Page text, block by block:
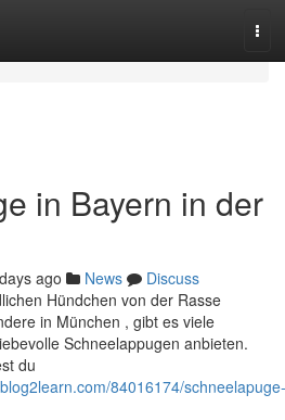
in Bayern in der
ago News
Discuss
Hündchen von der Rasse
in München , gibt es viele
Schneelappugen anbieten.
du
84016174/schneelapuge-